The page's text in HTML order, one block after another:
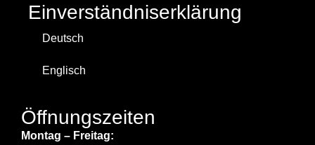
Einverständniserklärung
Deutsch
Englisch
Öffnungszeiten
Montag – Freitag: